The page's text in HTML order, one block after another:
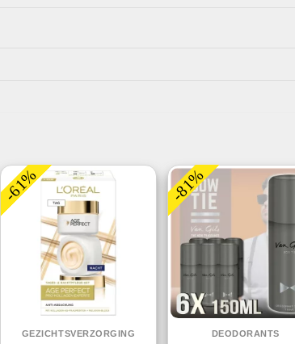
-61%
GEZICHTSVERZORGING
-81%
DEODORANTS